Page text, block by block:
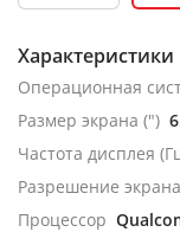
Характеристики
Операционная
Размер экрана (")
Частота дисплея
Разрешение экрана
Процессор